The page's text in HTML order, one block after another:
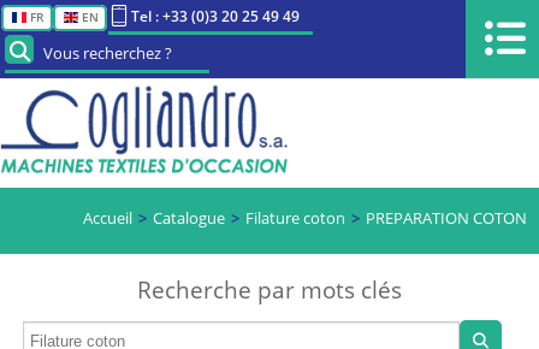
FR EN Tel : +33 (0)3 20 25 49 49
Vous recherchez ?
Accueil Catalogue Filature coton PREPARATION COTON
Recherche par mots clés